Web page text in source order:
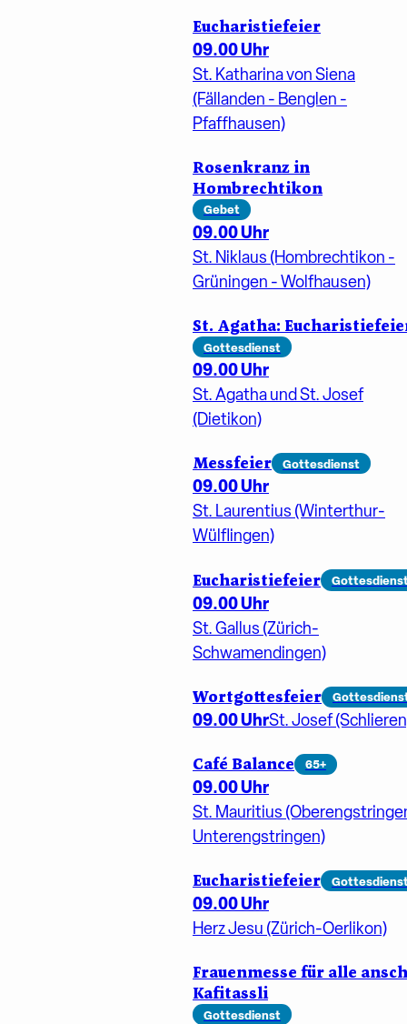
Eucharistiefeier
09.00 Uhr
St. Katharina von Siena
(Fällanden - Benglen -
Pfaffhausen)
Rosenkranz in
Hombrechtikon
Gebet
09.00 Uhr
St. Niklaus (Hombrechtikon -
Grüningen - Wolfhausen)
St. Agatha:
Gottesdienst
09.00 Uhr
St. Agatha und St. Josef
(Dietikon)
Messfeier Gottesdienst
09.00 Uhr
St. Laurentius (Winterthur-
Wülflingen)
Eucharistiefeier
09.00 Uhr
St. Gallus (Zürich-
Schwamendingen)
Wortgottesfeier
09.00 UhrSt. Josef
Café Balance 65+
09.00 Uhr
St. Mauritius
Unterengstringen)
Eucharistiefeier
09.00 Uhr
Herz Jesu (Zürich-Oerlikon)
Frauenmesse für alle
Kafitassli
Gottesdienst